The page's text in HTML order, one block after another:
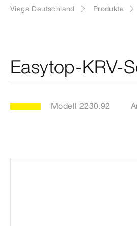
Viega Deutschland Produkte
Easytop-KRV-
Modell 2230.92